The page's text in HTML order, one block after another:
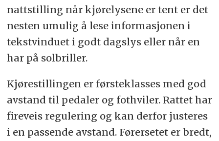
nattstilling når kjørelysene er tent er det
nesten umulig å lese informasjonen i
tekstvinduet i godt dagslys eller når en
har på solbriller.
Kjørestillingen er førsteklasses med god
avstand til pedaler og fothviler. Rattet har
fireveis regulering og kan derfor justeres
i en passende avstand. Førersetet er bredt,